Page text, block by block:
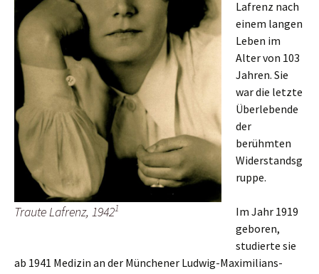
Traute Lafrenz, 19421
Lafrenz nach
einem langen
Leben im
Alter von 103
Jahren. Sie
war die letzte
Überlebende
der
berühmten
Widerstandsg
ruppe.
Im Jahr 1919
geboren,
studierte sie
ab 1941 Medizin an der Münchener Ludwig-Maximilians-